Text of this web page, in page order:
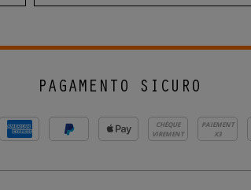
PAGAMENTO SICURO
CHÈQUE
VIREMENT
PAIEMENT
X3